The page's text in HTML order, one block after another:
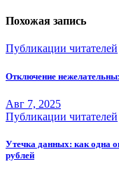
Похожая запись
Публикации читателей
Отключение
Авг 7, 2025
Публикации читателей
Утечка данных: как одна
рублей